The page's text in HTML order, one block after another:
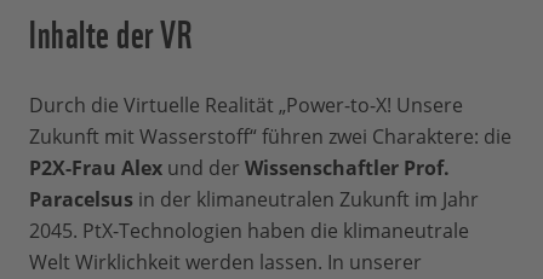
Inhalte der VR
Durch die Virtuelle Realität „Power-to-X! Unsere
Zukunft mit Wasserstoff“ führen zwei Charaktere: die
P2X-Frau Alex und der Wissenschaftler Prof.
Paracelsus in der klimaneutralen Zukunft im Jahr
2045. PtX-Technologien haben die klimaneutrale
Welt Wirklichkeit werden lassen. In unserer